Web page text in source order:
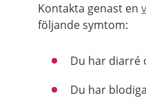
Kontakta genast en
följande symtom:
Du har diarré
Du har